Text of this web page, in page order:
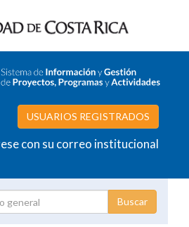
USUARIOS REGISTRADOS
con su correo institucional